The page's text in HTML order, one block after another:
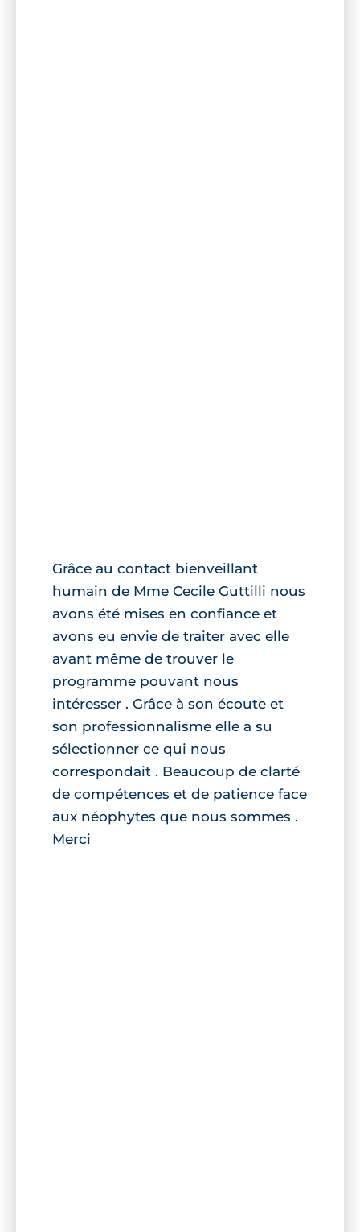
Grâce au contact bienveillant
humain de Mme Cecile Guttilli nous
avons été mises en confiance et
avons eu envie de traiter avec elle
avant même de trouver le
programme pouvant nous
intéresser . Grâce à son écoute et
son professionnalisme elle a su
sélectionner ce qui nous
correspondait . Beaucoup de clarté
de compétences et de patience face
aux néophytes que nous sommes .
Merci